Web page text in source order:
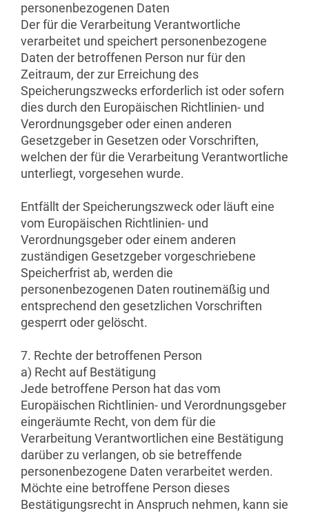
personenbezogenen Daten
Der für die Verarbeitung Verantwortliche
verarbeitet und speichert personenbezogene
Daten der betroffenen Person nur für den
Zeitraum, der zur Erreichung des
Speicherungszwecks erforderlich ist oder sofern
dies durch den Europäischen Richtlinien- und
Verordnungsgeber oder einen anderen
Gesetzgeber in Gesetzen oder Vorschriften,
welchen der für die Verarbeitung Verantwortliche
unterliegt, vorgesehen wurde.
Entfällt der Speicherungszweck oder läuft eine
vom Europäischen Richtlinien- und
Verordnungsgeber oder einem anderen
zuständigen Gesetzgeber vorgeschriebene
Speicherfrist ab, werden die
personenbezogenen Daten routinemäßig und
entsprechend den gesetzlichen Vorschriften
gesperrt oder gelöscht.
7. Rechte der betroffenen Person
a) Recht auf Bestätigung
Jede betroffene Person hat das vom
Europäischen Richtlinien- und Verordnungsgeber
eingeräumte Recht, von dem für die
Verarbeitung Verantwortlichen eine Bestätigung
darüber zu verlangen, ob sie betreffende
personenbezogene Daten verarbeitet werden.
Möchte eine betroffene Person dieses
Bestätigungsrecht in Anspruch nehmen, kann sie